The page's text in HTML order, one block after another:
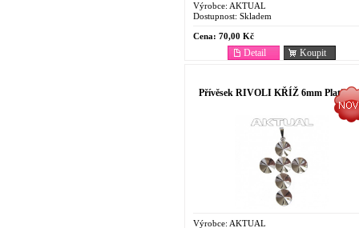
Výrobce: AKTUAL
Dostupnost: Skladem
Cena: 70,00 Kč
Koupit
Detail
Přívěsek RIVOLI KŘÍŽ 6mm Platina
Výrobce: AKTUAL